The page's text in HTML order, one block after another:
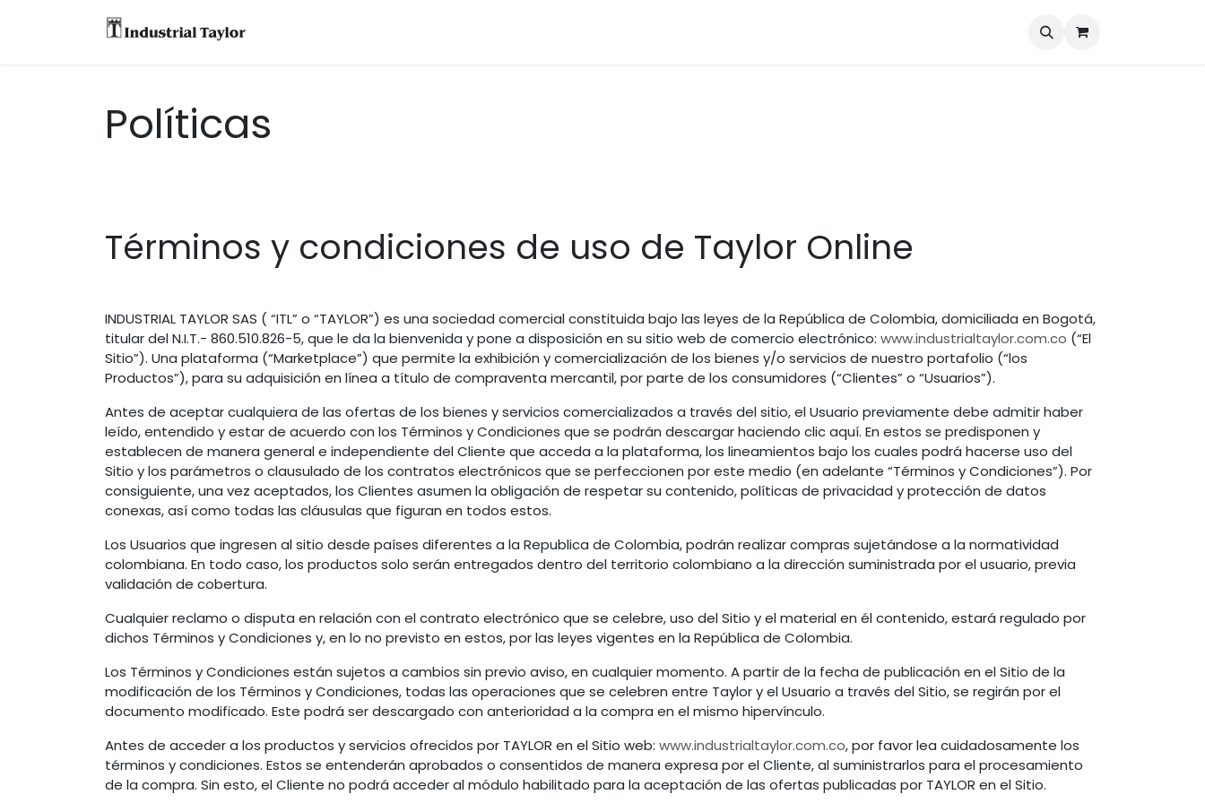
Políticas
Términos y condiciones de uso de Taylor Online
INDUSTRIAL TAYLOR SAS ( “ITL” o “TAYLOR”) es una sociedad comercial constituida bajo las leyes de la República de Colombia, domiciliada en Bogotá,
titular del N.I.T.- 860.510.826-5, que le da la bienvenida y pone a disposición en su sitio web de comercio electrónico: www.industrialtaylor.com.co (“El
Sitio”). Una plataforma (“Marketplace”) que permite la exhibición y comercialización de los bienes y/o servicios de nuestro portafolio (“los
Productos”), para su adquisición en línea a título de compraventa mercantil, por parte de los consumidores (“Clientes” o “Usuarios”).
Antes de aceptar cualquiera de las ofertas de los bienes y servicios comercializados a través del sitio, el Usuario previamente debe admitir haber
leído, entendido y estar de acuerdo con los Términos y Condiciones que se podrán descargar haciendo clic aquí. En estos se predisponen y
establecen de manera general e independiente del Cliente que acceda a la plataforma, los lineamientos bajo los cuales podrá hacerse uso del
Sitio y los parámetros o clausulado de los contratos electrónicos que se perfeccionen por este medio (en adelante “Términos y Condiciones”). Por
consiguiente, una vez aceptados, los Clientes asumen la obligación de respetar su contenido, políticas de privacidad y protección de datos
conexas, así como todas las cláusulas que figuran en todos estos.
Los Usuarios que ingresen al sitio desde países diferentes a la Republica de Colombia, podrán realizar compras sujetándose a la normatividad
colombiana. En todo caso, los productos solo serán entregados dentro del territorio colombiano a la dirección suministrada por el usuario, previa
validación de cobertura.
Cualquier reclamo o disputa en relación con el contrato electrónico que se celebre, uso del Sitio y el material en él contenido, estará regulado por
dichos Términos y Condiciones y, en lo no previsto en estos, por las leyes vigentes en la República de Colombia.
Los Términos y Condiciones están sujetos a cambios sin previo aviso, en cualquier momento. A partir de la fecha de publicación en el Sitio de la
modificación de los Términos y Condiciones, todas las operaciones que se celebren entre Taylor y el Usuario a través del Sitio, se regirán por el
documento modificado. Este podrá ser descargado con anterioridad a la compra en el mismo hipervínculo.
Antes de acceder a los productos y servicios ofrecidos por TAYLOR en el Sitio web: www.industrialtaylor.com.co, por favor lea cuidadosamente los
términos y condiciones. Estos se entenderán aprobados o consentidos de manera expresa por el Cliente, al suministrarlos para el procesamiento
de la compra. Sin esto, el Cliente no podrá acceder al módulo habilitado para la aceptación de las ofertas publicadas por TAYLOR en el Sitio.